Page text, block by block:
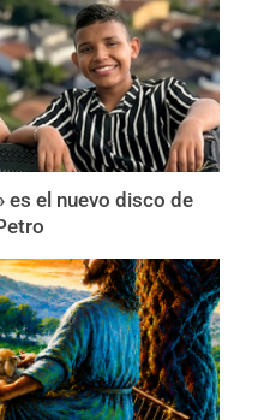
es el nuevo disco de